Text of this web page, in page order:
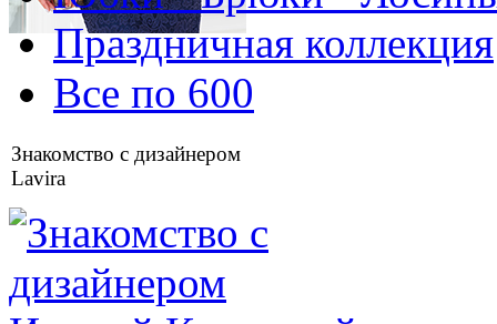
Праздничная коллекция
Все по 600
Знакомство с дизайнером
Lavira